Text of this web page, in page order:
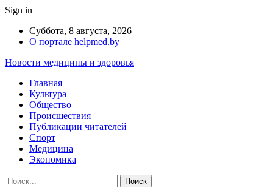
Sign in
Суббота, 8 августа, 2026
О портале helpmed.by
Новости медицины и здоровья
Главная
Культура
Общество
Происшествия
Публикации читателей
Спорт
Медицина
Экономика